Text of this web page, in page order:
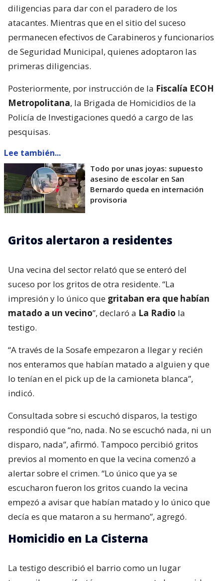
diligencias para dar con el paradero de los
atacantes. Mientras que en el sitio del suceso
permanecen efectivos de Carabineros y funcionarios
de Seguridad Municipal, quienes adoptaron las
primeras diligencias.
Posteriormente, por instrucción de la Fiscalía ECOH
Metropolitana, la Brigada de Homicidios de la
Policía de Investigaciones quedó a cargo de las
pesquisas.
Lee también...
Todo por unas joyas: supuesto
asesino de escolar en San
Bernardo queda en internación
provisoria
Gritos alertaron a residentes
Una vecina del sector relató que se enteró del
suceso por los gritos de otra residente. “La
impresión y lo único que gritaban era que habían
matado a un vecino”, declaró a La Radio la
testigo.
“A través de la Sosafe empezaron a llegar y recién
nos enteramos que habían matado a alguien y que
lo tenían en el pick up de la camioneta blanca”,
indicó.
Consultada sobre si escuchó disparos, la testigo
respondió que “no, nada. No se escuchó nada, ni un
disparo, nada”, afirmó. Tampoco percibió gritos
previos al momento en que la vecina comenzó a
alertar sobre el crimen. “Lo único que ya se
escucharon fueron los gritos cuando la vecina
empezó a avisar que habían matado y lo único que
decía es que mataron a su hermano”, agregó.
Homicidio en La Cisterna
La testigo describió el barrio como un lugar